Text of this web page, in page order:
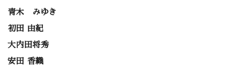
青木 みゆき
初田 由紀
大内田将秀
安田 香織